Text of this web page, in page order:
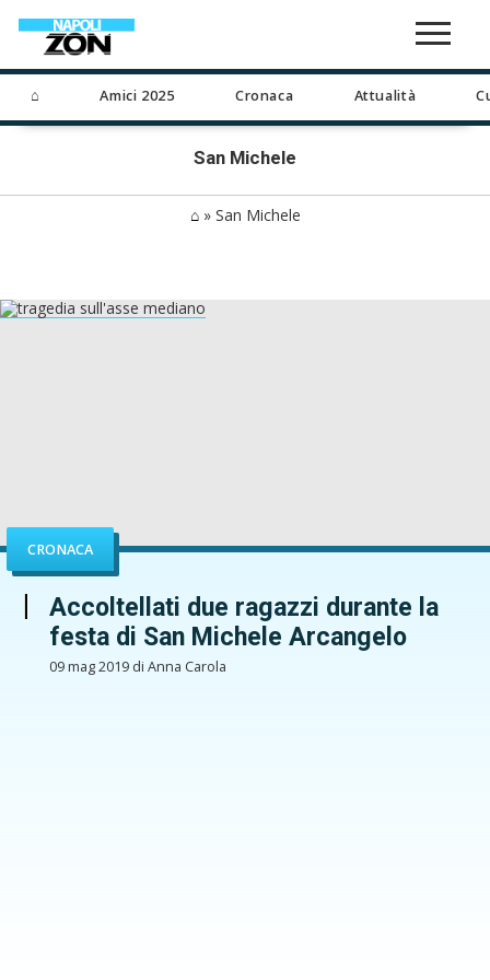
⌂ Amici 2025 Cronaca Attualità
San Michele
⌂» San Michele
CRONACA
Accoltellati due ragazzi durante la
festa di San Michele Arcangelo
09 mag 2019 di Anna Carola